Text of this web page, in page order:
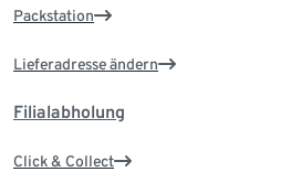
Packstation
Lieferadresse ändern
Filialabholung
Click & Collect